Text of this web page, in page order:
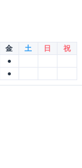
金 土 日
祝
●
●